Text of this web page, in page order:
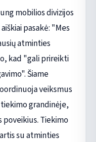
mobilios divizijos
pasakė: "Mes
atminties
kad "gali prireikti
Šiame
veiksmus
grandinėje,
poveikius. Tiekimo
su atminties